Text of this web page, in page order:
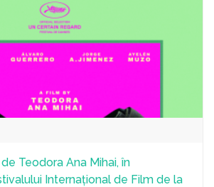
Teodora Ana Mihai, în
Internațional de Film de la